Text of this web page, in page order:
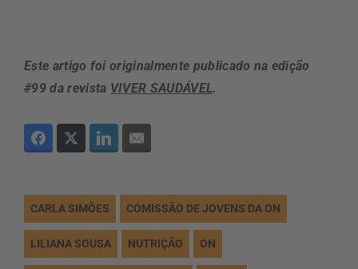
Este artigo foi originalmente publicado na edição
#99 da revista VIVER SAUDÁVEL.
CARLA SIMÕES COMISSÃO DE JOVENS DA ON
LILIANA SOUSA NUTRIÇÃO ON